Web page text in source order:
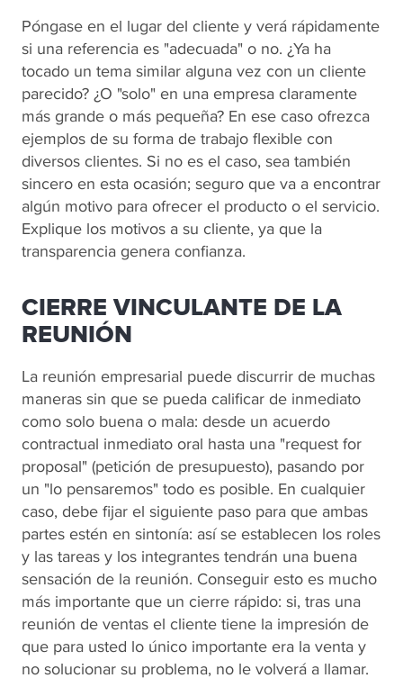
Póngase en el lugar del cliente y verá rápidamente
si una referencia es "adecuada" o no. ¿Ya ha
tocado un tema similar alguna vez con un cliente
parecido? ¿O "solo" en una empresa claramente
más grande o más pequeña? En ese caso ofrezca
ejemplos de su forma de trabajo flexible con
diversos clientes. Si no es el caso, sea también
sincero en esta ocasión; seguro que va a encontrar
algún motivo para ofrecer el producto o el servicio.
Explique los motivos a su cliente, ya que la
transparencia genera confianza.
CIERRE VINCULANTE DE LA
REUNIÓN
La reunión empresarial puede discurrir de muchas
maneras sin que se pueda calificar de inmediato
como solo buena o mala: desde un acuerdo
contractual inmediato oral hasta una "request for
proposal" (petición de presupuesto), pasando por
un "lo pensaremos" todo es posible. En cualquier
caso, debe fijar el siguiente paso para que ambas
partes estén en sintonía: así se establecen los roles
y las tareas y los integrantes tendrán una buena
sensación de la reunión. Conseguir esto es mucho
más importante que un cierre rápido: si, tras una
reunión de ventas el cliente tiene la impresión de
que para usted lo único importante era la venta y
no solucionar su problema, no le volverá a llamar.